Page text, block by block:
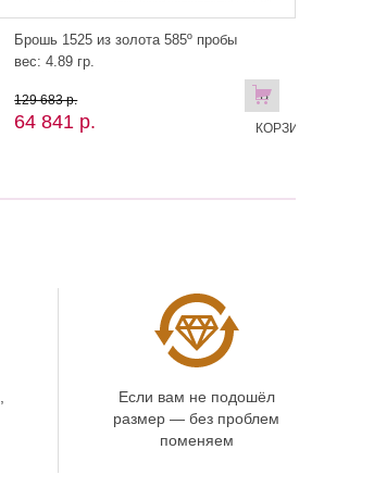
Брошь 1525 из золота 585º пробы
вес: 4.89 гр.
129 683 р.
64 841 р.
В
КОРЗИНУ
Если вам не подошёл
размер — без проблем
поменяем